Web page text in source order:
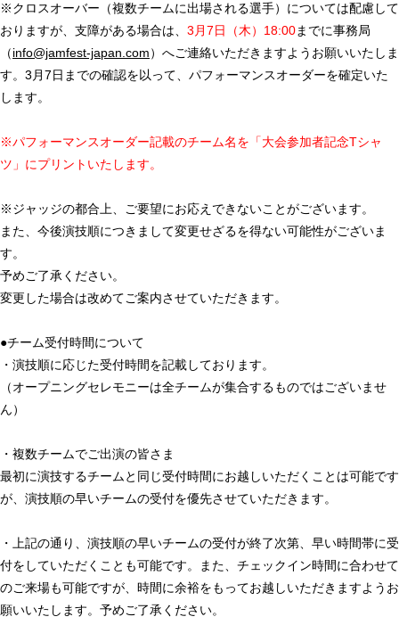
※クロスオーバー（複数チームに出場される選手）については配慮して
おりますが、支障がある場合は、 3月7日（木）18:00までに事務局
（info@jamfest-japan.com）へご連絡いただきますようお願いいたしま
す。3月7日までの確認を以って、パフォーマンスオーダーを確定いた
します。
※パフォーマンスオーダー記載のチーム名を「大会参加者記念Tシャ
ツ」にプリントいたします。
※ジャッジの都合上、ご要望にお応えできないことがございます。
また、今後演技順につきまして変更せざるを得ない可能性がございま
す。
予めご了承ください。
変更した場合は改めてご案内させていただきます。
●チーム受付時間について
・演技順に応じた受付時間を記載しております。
（オープニングセレモニーは全チームが集合するものではございませ
ん）
・複数チームでご出演の皆さま
最初に演技するチームと同じ受付時間にお越しいただくことは可能です
が、演技順の早いチームの受付を優先させていただきます。
・上記の通り、演技順の早いチームの受付が終了次第、早い時間帯に受
付をしていただくことも可能です。また、チェックイン時間に合わせて
のご来場も可能ですが、時間に余裕をもってお越しいただきますようお
願いいたします。予めご了承ください。